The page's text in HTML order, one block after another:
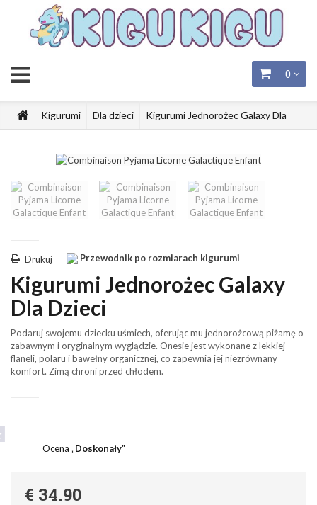
0
Kigurumi Dla dzieci Kigurumi Jednorożec Galaxy Dla
Przewodnik po rozmiarach kigurumi
Drukuj
Kigurumi Jednorożec Galaxy
Dla Dzieci
Podaruj swojemu dziecku uśmiech, oferując mu jednorożcową piżamę o
zabawnym i oryginalnym wyglądzie. Onesie jest wykonane z lekkiej
flaneli, polaru i bawełny organicznej, co zapewnia jej niezrównany
komfort. Zimą chroni przed chłodem.
Ocena „Doskonały"
€ 34.90